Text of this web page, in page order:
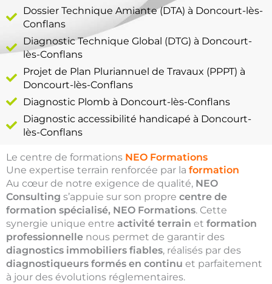
Dossier Technique Amiante (DTA) à Doncourt-lès-
Conflans
Diagnostic Technique Global (DTG) à Doncourt-
lès-Conflans
Projet de Plan Pluriannuel de Travaux (PPPT) à
Doncourt-lès-Conflans
Diagnostic Plomb à Doncourt-lès-Conflans
Diagnostic accessibilité handicapé à Doncourt-
lès-Conflans
Le centre de formations NEO Formations
Une expertise terrain renforcée par la formation
Au cœur de notre exigence de qualité, NEO
Consulting s’appuie sur son propre centre de
formation spécialisé, NEO Formations. Cette
synergie unique entre activité terrain et formation
professionnelle nous permet de garantir des
diagnostics immobiliers fiables, réalisés par des
diagnostiqueurs formés en continu et parfaitement
à jour des évolutions réglementaires.